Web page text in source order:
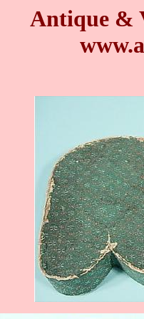
Antique &